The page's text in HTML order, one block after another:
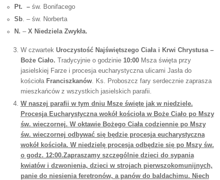
Pt. – św. Bonifacego
Sb. – św. Norberta
N. – X Niedziela Zwykła.
W czwartek Uroczystość Najświętszego Ciała i Krwi Chrystusa –
Boże Ciało. Tradycyjnie o godzinie 10:00 Msza święta przy
jasielskiej Farze i procesja eucharystyczna ulicami Jasła do
kościoła Franciszkanów. Ks. Proboszcz fary serdecznie zaprasza
mieszkańców z wszystkich jasielskich parafii.
W naszej parafii w tym dniu Msze święte jak w niedziele.
Procesja Eucharystyczna wokół kościoła w Boże Ciało po Mszy
św. wieczornej. W oktawie Bożego Ciała codziennie po Mszy
św. wieczornej odbywać się będzie procesja eucharystyczna
wokół kościoła. W niedzielę procesja odbędzie się po Mszy św.
o godz. 12:00.Zapraszamy szczególnie dzieci do sypania
kwiatów i dzwonienia, dzieci w strojach pierwszokomunijnych,
panie do niesienia feretronów, a panów do baldachimu. Niech